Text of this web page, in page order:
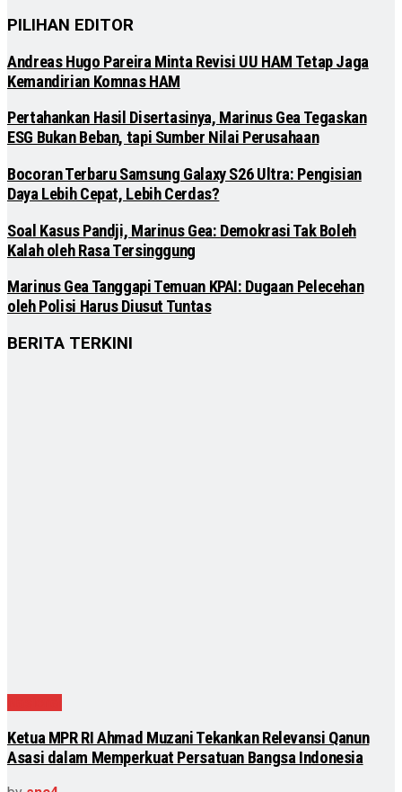
PILIHAN EDITOR
Andreas Hugo Pareira Minta Revisi UU HAM Tetap Jaga
Kemandirian Komnas HAM
Pertahankan Hasil Disertasinya, Marinus Gea Tegaskan
ESG Bukan Beban, tapi Sumber Nilai Perusahaan
Bocoran Terbaru Samsung Galaxy S26 Ultra: Pengisian
Daya Lebih Cepat, Lebih Cerdas?
Soal Kasus Pandji, Marinus Gea: Demokrasi Tak Boleh
Kalah oleh Rasa Tersinggung
Marinus Gea Tanggapi Temuan KPAI: Dugaan Pelecehan
oleh Polisi Harus Diusut Tuntas
BERITA TERKINI
Ketua MPR RI Ahmad Muzani Tekankan Relevansi Qanun
Asasi dalam Memperkuat Persatuan Bangsa Indonesia